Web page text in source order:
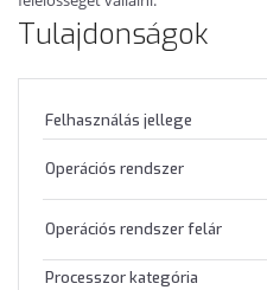
Tulajdonságok
Felhasználás jellege
Operációs rendszer
Operációs rendszer felár
Processzor kategória